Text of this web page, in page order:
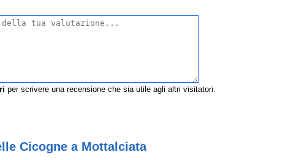
per scrivere una recensione che sia utile agli altri visitatori.
Cicogne a Mottalciata